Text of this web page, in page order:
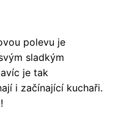
polevu je
sladkým
je tak
i začínající kuchaři.